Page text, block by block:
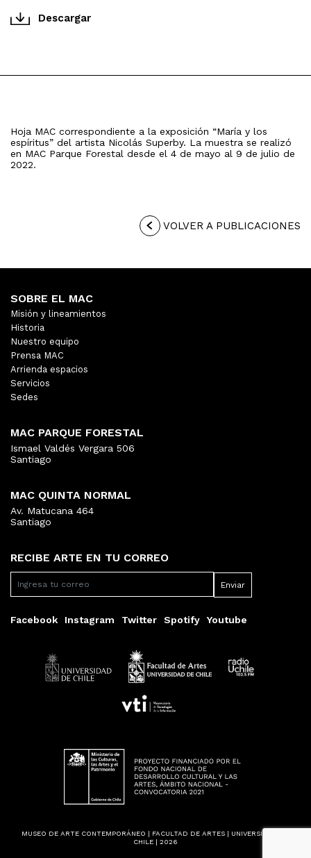
Descargar
Hoja MAC correspondiente a la exposición “María y los
espíritus” del artista Nicolás Superby. La muestra se realizó
en MAC Parque Forestal desde el 4 de mayo al 9 de julio de
2022.
VOLVER A PUBLICACIONES
RECIBE ARTE EN TU CORREO
Facebook Instagram Twitter Spotify Youtube
SOBRE EL MAC
Misión y lineamientos
Historia
Nuestro equipo
Prensa MAC
Arrienda espacios
Servicios
Sedes
MAC PARQUE FORESTAL
Ismael Valdés Vergara 506
Santiago
MAC QUINTA NORMAL
Av. Matucana 464
Santiago
MUSEO DE ARTE CONTEMPORÁNEO | FACULTAD DE ARTES | UNIVERSIDAD DE
CHILE | 2026